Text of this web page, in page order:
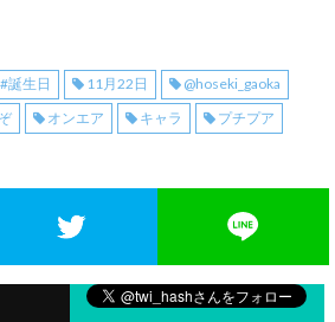
#誕生日 11月22日
@hoseki_gaoka
オンエア キャラ
プチプア
でシェア Twitterでシェア